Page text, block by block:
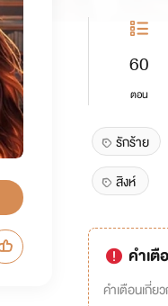
60
ตอน
รักร้าย
สิงห์
คำเตื
คำเตือนเกี่ย